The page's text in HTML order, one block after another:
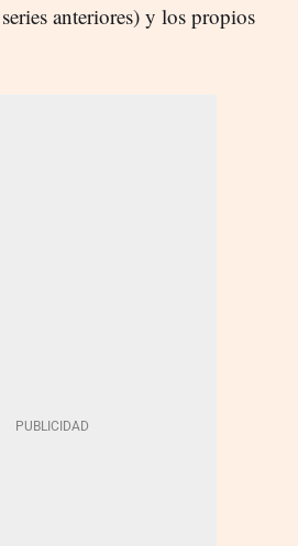
anteriores) y los propios